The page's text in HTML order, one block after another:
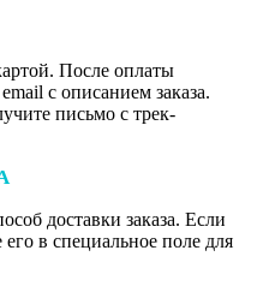
После оплаты
с описанием заказа.
письмо с трек-
доставки заказа. Если
в специальное поле для